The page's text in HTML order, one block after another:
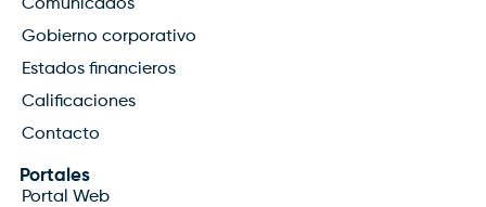
Comunicados
Gobierno corporativo
Estados financieros
Calificaciones
Contacto
Portales
Portal Web